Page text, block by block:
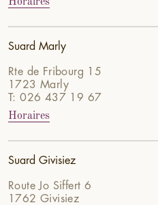
Suard Marly
Rte de Fribourg 15
1723 Marly
T: 026 437 19 67
Horaires
Suard Givisiez
Route Jo Siffert 6
1762 Givisiez